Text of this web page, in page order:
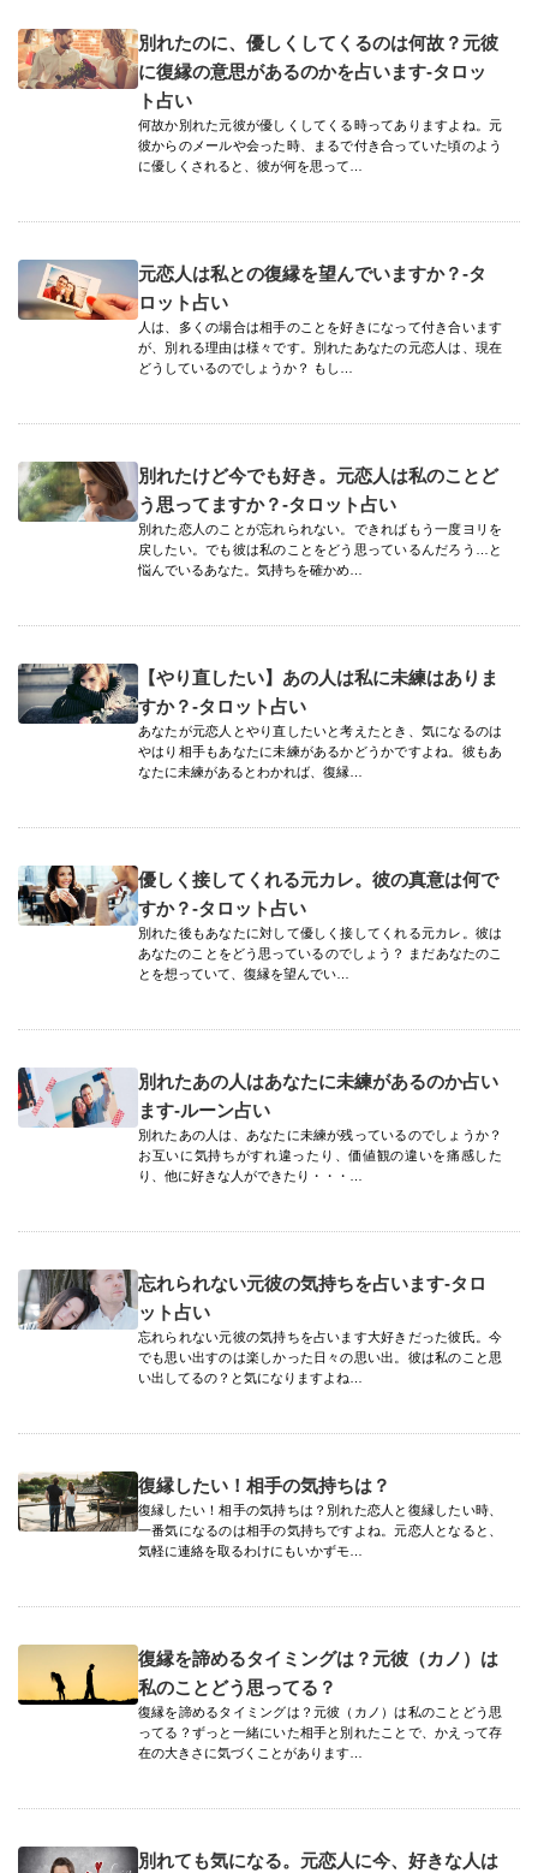
別れたのに、優しくしてくるのは何故？元彼
に復縁の意思があるのかを占います-タロッ
ト占い
何故か別れた元彼が優しくしてくる時ってありますよね。元
彼からのメールや会った時、まるで付き合っていた頃のよう
に優しくされると、彼が何を思って…
元恋人は私との復縁を望んでいますか？-タ
ロット占い
人は、多くの場合は相手のことを好きになって付き合います
が、別れる理由は様々です。別れたあなたの元恋人は、現在
どうしているのでしょうか？ もし…
別れたけど今でも好き。元恋人は私のことど
う思ってますか？-タロット占い
別れた恋人のことが忘れられない。できればもう一度ヨリを
戻したい。でも彼は私のことをどう思っているんだろう…と
悩んでいるあなた。気持ちを確かめ…
【やり直したい】あの人は私に未練はありま
すか？-タロット占い
あなたが元恋人とやり直したいと考えたとき、気になるのは
やはり相手もあなたに未練があるかどうかですよね。彼もあ
なたに未練があるとわかれば、復縁…
優しく接してくれる元カレ。彼の真意は何で
すか？-タロット占い
別れた後もあなたに対して優しく接してくれる元カレ。彼は
あなたのことをどう思っているのでしょう？ まだあなたのこ
とを想っていて、復縁を望んでい…
別れたあの人はあなたに未練があるのか占い
ます-ルーン占い
別れたあの人は、あなたに未練が残っているのでしょうか？
お互いに気持ちがすれ違ったり、価値観の違いを痛感した
り、他に好きな人ができたり・・・…
忘れられない元彼の気持ちを占います-タロ
ット占い
忘れられない元彼の気持ちを占います大好きだった彼氏。今
でも思い出すのは楽しかった日々の思い出。彼は私のこと思
い出してるの？と気になりますよね…
復縁したい！相手の気持ちは？
復縁したい！相手の気持ちは？別れた恋人と復縁したい時、
一番気になるのは相手の気持ちですよね。元恋人となると、
気軽に連絡を取るわけにもいかずモ…
復縁を諦めるタイミングは？元彼（カノ）は
私のことどう思ってる？
復縁を諦めるタイミングは？元彼（カノ）は私のことどう思
ってる？ずっと一緒にいた相手と別れたことで、かえって存
在の大きさに気づくことがあります…
別れても気になる。元恋人に今、好きな人は